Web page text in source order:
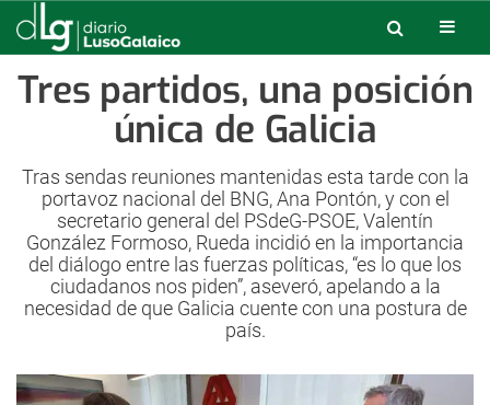
Tres partidos, una posición
única de Galicia
Tras sendas reuniones mantenidas esta tarde con la
portavoz nacional del BNG, Ana Pontón, y con el
secretario general del PSdeG-PSOE, Valentín
González Formoso, Rueda incidió en la importancia
del diálogo entre las fuerzas políticas, “es lo que los
ciudadanos nos piden”, aseveró, apelando a la
necesidad de que Galicia cuente con una postura de
país.